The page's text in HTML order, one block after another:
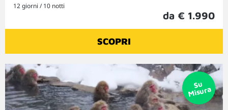
12 giorni / 10 notti
da € 1.990
SCOPRI